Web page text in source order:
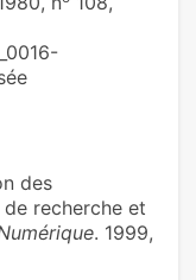
des
recherche et
. 1999,